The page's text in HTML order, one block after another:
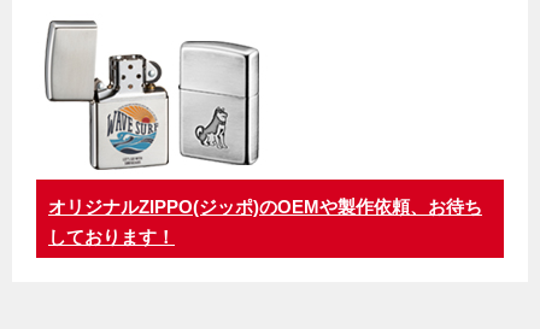
オリジナルZIPPO(ジッポ)のOEMや製作依頼、お待ち
しております！